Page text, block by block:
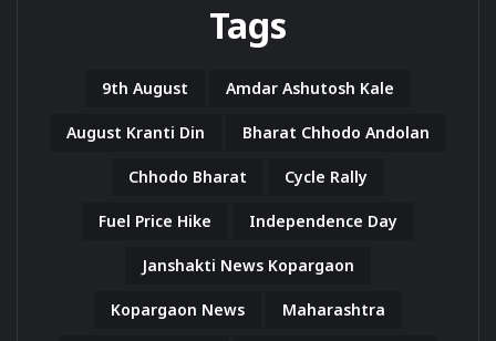
Tags
9th August Amdar Ashutosh Kale
August Kranti Din Bharat Chhodo Andolan
Chhodo Bharat Cycle Rally
Fuel Price Hike Independence Day
Janshakti News Kopargaon
Kopargaon News Maharashtra